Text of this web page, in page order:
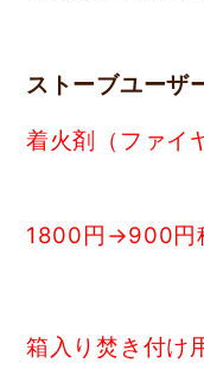
ストーブユーザ
着火剤（ファイ
1800円→900円
箱入り焚き付け